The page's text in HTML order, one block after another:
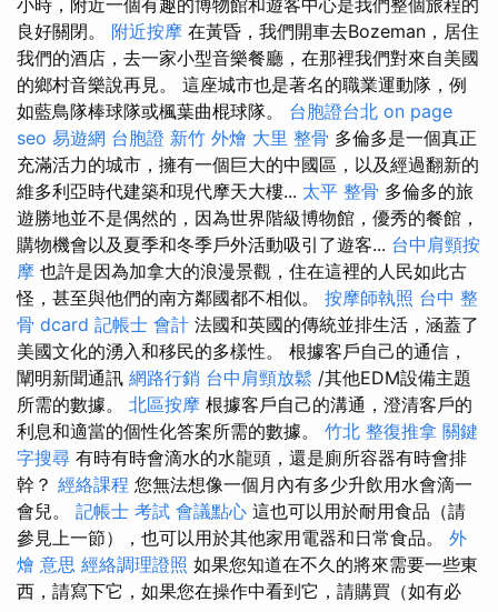
小時，附近一個有趣的博物館和遊客中心是我們整個旅程的
良好關閉。 附近按摩 在黃昏，我們開車去Bozeman，居住
我們的酒店，去一家小型音樂餐廳，在那裡我們對來自美國
的鄉村音樂說再見。 這座城市也是著名的職業運動隊，例
如藍鳥隊棒球隊或楓葉曲棍球隊。 台胞證台北 on page
seo 易遊網 台胞證 新竹 外燴 大里 整骨 多倫多是一個真正
充滿活力的城市，擁有一個巨大的中國區，以及經過翻新的
維多利亞時代建築和現代摩天大樓... 太平 整骨 多倫多的旅
遊勝地並不是偶然的，因為世界階級博物館，優秀的餐館，
購物機會以及夏季和冬季戶外活動吸引了遊客... 台中肩頸按
摩 也許是因為加拿大的浪漫景觀，住在這裡的人民如此古
怪，甚至與他們的南方鄰國都不相似。 按摩師執照 台中 整
骨 dcard 記帳士 會計 法國和英國的傳統並排生活，涵蓋了
美國文化的湧入和移民的多樣性。 根據客戶自己的通信，
闡明新聞通訊 網路行銷 台中肩頸放鬆 /其他EDM設備主題
所需的數據。 北區按摩 根據客戶自己的溝通，澄清客戶的
利息和適當的個性化答案所需的數據。 竹北 整復推拿 關鍵
字搜尋 有時有時會滴水的水龍頭，還是廁所容器有時會排
幹？ 經絡課程 您無法想像一個月內有多少升飲用水會滴一
會兒。 記帳士 考試 會議點心 這也可以用於耐用食品（請
參見上一節），也可以用於其他家用電器和日常食品。 外
燴 意思 經絡調理證照 如果您知道在不久的將來需要一些東
西，請寫下它，如果您在操作中看到它，請購買（如有必